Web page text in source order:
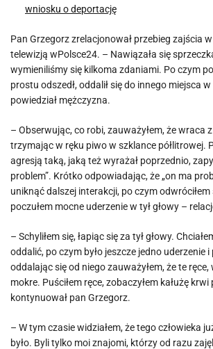
wniosku o deportację
Pan Grzegorz zrelacjonował przebieg zajścia
telewizją wPolsce24. – Nawiązała się
wymieniliśmy się kilkoma zdaniami. Po czym
prostu odszedł, oddalił się do innego miejsca
powiedział mężczyzna.
– Obserwując, co robi, zauważyłem, że wraca
trzymając w ręku piwo w szklance półlitrowej.
agresją taką, jaką też wyrażał poprzednio,
problem”. Krótko odpowiadając, że „on ma
uniknąć dalszej interakcji, po czym odwróciłem
poczułem mocne uderzenie w tył głowy –
– Schyliłem się, łapiąc się za tył głowy.
oddalić, po czym było jeszcze jedno uderzenie i
oddalając się od niego zauważyłem, że te
mokre. Puściłem ręce, zobaczyłem kałużę
kontynuował pan Grzegorz.
– W tym czasie widziałem, że tego człowieka
było. Byli tylko moi znajomi, którzy od razu